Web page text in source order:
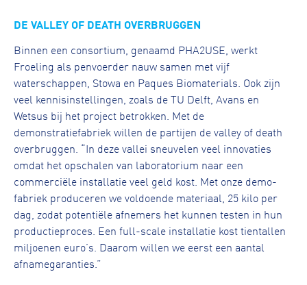
DE VALLEY OF DEATH OVERBRUGGEN
Binnen een consortium, genaamd PHA2USE, werkt
Froeling als penvoerder nauw samen met vijf
waterschappen, Stowa en Paques Biomaterials. Ook zijn
veel kennisinstellingen, zoals de TU Delft, Avans en
Wetsus bij het project betrokken. Met de
demonstratiefabriek willen de partijen de valley of death
overbruggen. “In deze vallei sneuvelen veel innovaties
omdat het opschalen van laboratorium naar een
commerciële installatie veel geld kost. Met onze demo-
fabriek produceren we voldoende materiaal, 25 kilo per
dag, zodat potentiële afnemers het kunnen testen in hun
productieproces. Een full-scale installatie kost tientallen
miljoenen euro’s. Daarom willen we eerst een aantal
afnamegaranties.”